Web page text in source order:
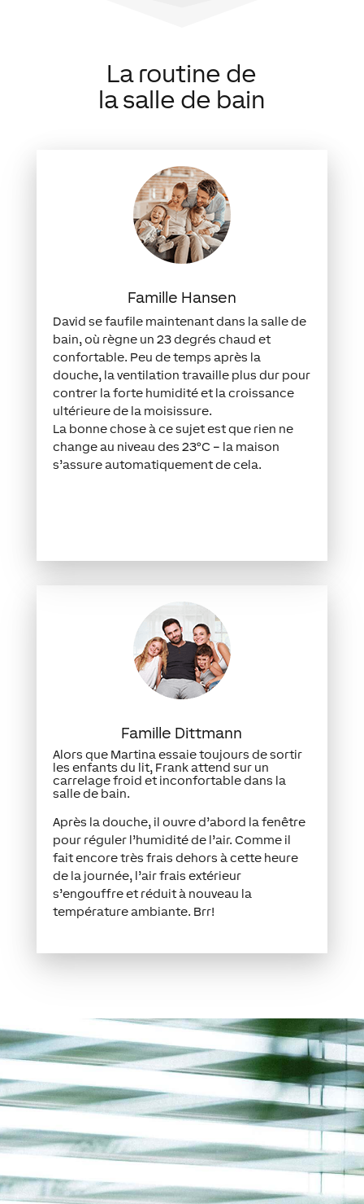
La routine de
la salle de bain
Famille Hansen
David se faufile maintenant dans la salle de
bain, où règne un 23 degrés chaud et
confortable. Peu de temps après la
douche, la ventilation travaille plus dur pour
contrer la forte humidité et la croissance
ultérieure de la moisissure.
La bonne chose à ce sujet est que rien ne
change au niveau des 23°C – la maison
s’assure automatiquement de cela.
Famille Dittmann
Alors que Martina essaie toujours de sortir
les enfants du lit, Frank attend sur un
carrelage froid et inconfortable dans la
salle de bain.
Après la douche, il ouvre d’abord la fenêtre
pour réguler l’humidité de l’air. Comme il
fait encore très frais dehors à cette heure
de la journée, l’air frais extérieur
s’engouffre et réduit à nouveau la
température ambiante. Brr!